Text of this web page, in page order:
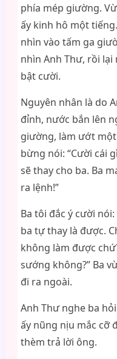
phía mép giường.
ấy kinh hô một
nhìn vào tấm ga
nhìn Anh Thư, rồi
bật cười.
Nguyên nhân là do
đỉnh, nước bắn lên
giường, làm ướt
bừng nói: “Cười cái
sẽ thay cho ba. Ba
ra lệnh!”
Ba tôi đắc ý cười
ba tự thay là được.
không làm được
sướng không?” Ba
đi ra ngoài.
Anh Thư nghe ba
ấy nũng nịu mắc cỡ
thèm trả lời ông.